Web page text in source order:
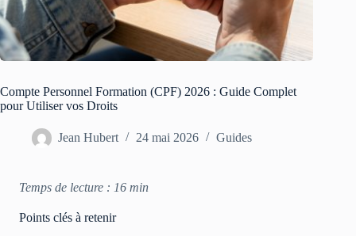
Compte Personnel Formation (CPF) 2026 : Guide Complet
pour Utiliser vos Droits
Jean Hubert 24 mai 2026 Guides
Temps de lecture : 16 min
Points clés à retenir